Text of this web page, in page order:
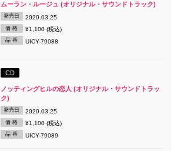
ムーラン・ルージュ (オリジナル・サウンドトラック)
発売日 2020.03.25
価 格 ¥1,100 (税込)
品 番 UICY-79088
CD
ノッティングヒルの恋人 (オリジナル・サウンドトラッ
ク)
発売日 2020.03.25
価 格 ¥1,100 (税込)
品 番 UICY-79089